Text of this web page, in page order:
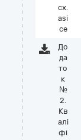
cx.
asi
ce
До
да
то
к
№
2.
Кв
алі
фі